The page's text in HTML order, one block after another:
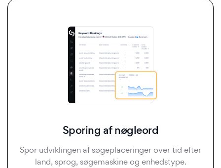
Sporing af nøgleord
Spor udviklingen af søgeplaceringer over tid efter
land, sprog, søgemaskine og enhedstype.